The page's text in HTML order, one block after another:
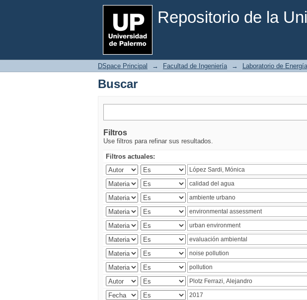
Repositorio de la
Buscar
DSpace Principal → Facultad de Ingeniería → Laboratorio de
Buscar
Filtros
Use filtros para refinar sus resultados.
Filtros actuales: